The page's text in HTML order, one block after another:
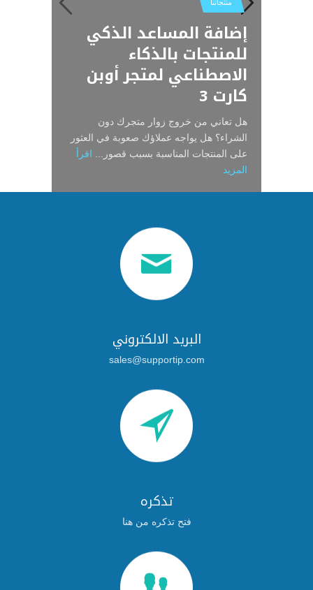
منتجاتنا
إضافة المساعد الذكي
للمنتجات بالذكاء
الاصطناعي لمتجر أوبن
كارت 3
هل تعاني من خروج زوار متجرك دون
الشراء؟ هل يواجه عملاؤك صعوبة في العثور
على المنتجات المناسبة بسبب قصور... اقرأ
المزيد
احترافي | نظام إدارة
المنشآت الرياضية
المتكامل
تصميم متجر متعدد
التجار و البائعين التميز
لتصميم المتاجر
لتصميم المواقع والمتاجر
الالكترونية
التميز لتصميم المواقع
والمتاجر
للتمور التميز لتصميم
المواقع والمتاجر

البريد الالكتروني
sales@supportip.com

تذكره
فتح تذكره من هنا